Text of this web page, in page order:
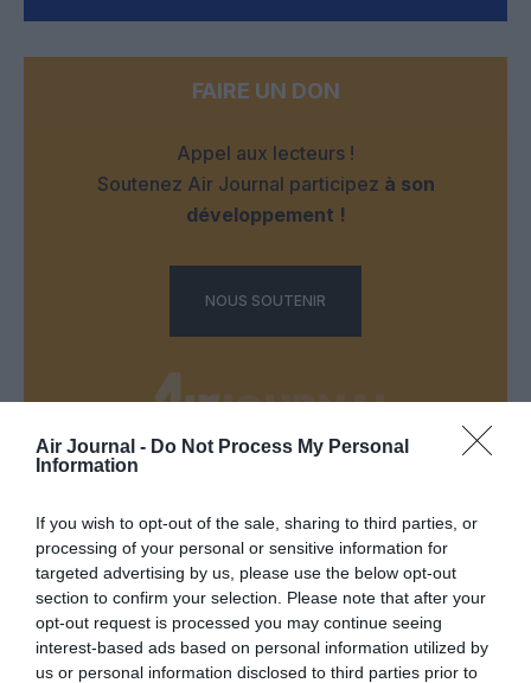
Air Journal - Do Not Process My Personal
Information
If you wish to opt-out of the sale, sharing to third parties, or
processing of your personal or sensitive information for
targeted advertising by us, please use the below opt-out
section to confirm your selection. Please note that after your
opt-out request is processed you may continue seeing
interest-based ads based on personal information utilized by
us or personal information disclosed to third parties prior to
FAIRE UN DON
Appel aux lecteurs !
Soutenez Air Journal participez à son
développement !
NOUS SOUTENIR
a commenté l'article :
19 h 23 sans escale : le Boeing 777F de National
Airlines relie l’Écosse à l’Australie